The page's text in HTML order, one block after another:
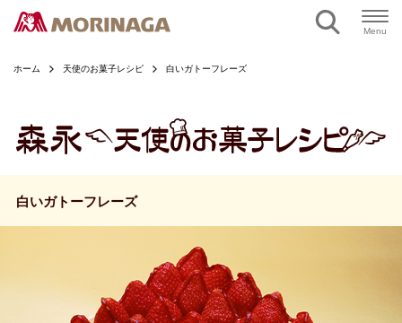
Menu
ホーム 天使のお菓子レシピ 白いガトーフレーズ
白いガトーフレーズ